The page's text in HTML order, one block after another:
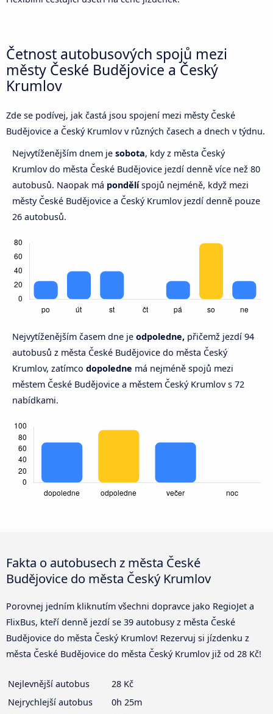
Četnost autobusových spojů mezi
městy České Budějovice a Český
Krumlov
Zde se podívej, jak častá jsou spojení mezi městy České
Budějovice a Český Krumlov v různých časech a dnech v týdnu.
Nejvytíženějším dnem je sobota, kdy z města Český
Krumlov do města České Budějovice jezdí denně více než 80
autobusů. Naopak má pondělíspojů nejméně, když mezi
městy České Budějovice a Český Krumlov jezdí denně pouze
26 autobusů.
Nejvytíženějším časem dne je odpoledne, přičemž jezdí 94
autobusů z města České Budějovice do města Český
Krumlov, zatímco dopoledne má nejméně spojů mezi
městem České Budějovice a městem Český Krumlov s 72
nabídkami.
Fakta o autobusech z města České
Budějovice do města Český Krumlov
Porovnej jedním kliknutím všechni dopravce jako RegioJet a
FlixBus, kteří denně jezdí se 39 autobusy z města České
Budějovice do města Český Krumlov! Rezervuj si jízdenku z
města České Budějovice do města Český Krumlov již od 28 Kč!
Nejlevnější autobus
28 Kč
Nejrychlejší autobus
0h 25m